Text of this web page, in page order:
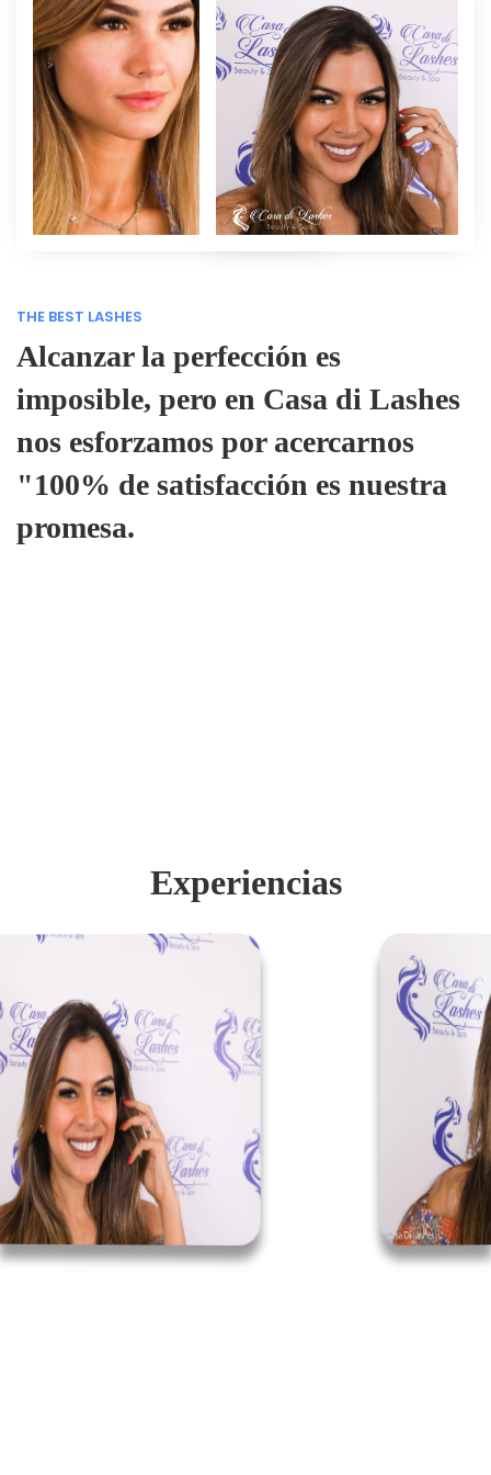
THE BEST LASHES
Alcanzar la perfección es
imposible, pero en Casa di Lashes
nos esforzamos por acercarnos
"100% de satisfacción es nuestra
promesa.
Experiencias